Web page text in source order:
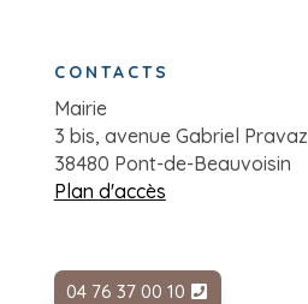
CONTACTS
Mairie
3 bis, avenue Gabriel Pravaz
38480 Pont-de-Beauvoisin
Plan d'accès
04 76 37 00 10